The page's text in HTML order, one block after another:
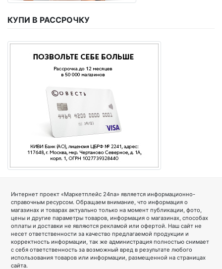
КУПИ В РАССРОЧКУ
Интернет проект «Маркетплейс 24na» является информационно-
справочным ресурсом. Обращаем внимание, что информация о
магазинах и товарах актуально только на момент публикации, фото,
цены и другие параметры товаров, информация о магазинах, способах
оплаты и доставки не являются рекламой или офертой. Наш сайт не
несет ответственности за качество предлагаемой продукции и
корректность информации, так же администрация полностью снимает
с себя ответственность за возможный вред в результате любого
использования товаров или информации, размещенной на страницах
сайта.